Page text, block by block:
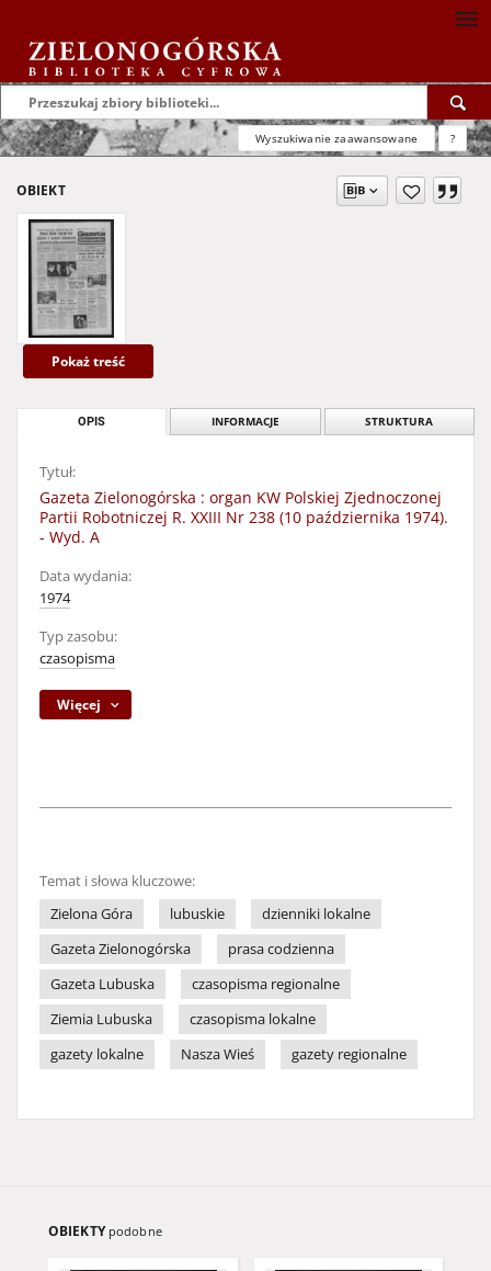
Wyszukiwanie zaawansowane ?
OBIEKT
Pokaż treść
OPIS INFORMACJE STRUKTURA
Tytuł:
Gazeta Zielonogórska : organ KW Polskiej Zjednoczonej
Partii Robotniczej R. XXIII Nr 238 (10 października 1974).
- Wyd. A
Data wydania:
1974
Typ zasobu:
czasopisma
Więcej
Temat i słowa kluczowe:
Zielona Góra
lubuskie
dzienniki lokalne
Gazeta Zielonogórska
prasa codzienna
Gazeta Lubuska
czasopisma regionalne
Ziemia Lubuska
czasopisma lokalne
gazety lokalne
Nasza Wieś gazety regionalne
OBIEKTY podobne